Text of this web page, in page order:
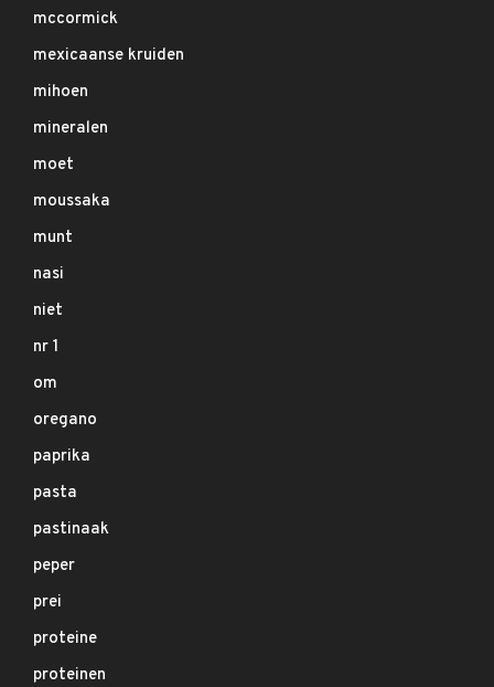
mccormick
mexicaanse kruiden
mihoen
mineralen
moet
moussaka
munt
nasi
niet
nr 1
om
oregano
paprika
pasta
pastinaak
peper
prei
proteine
proteinen